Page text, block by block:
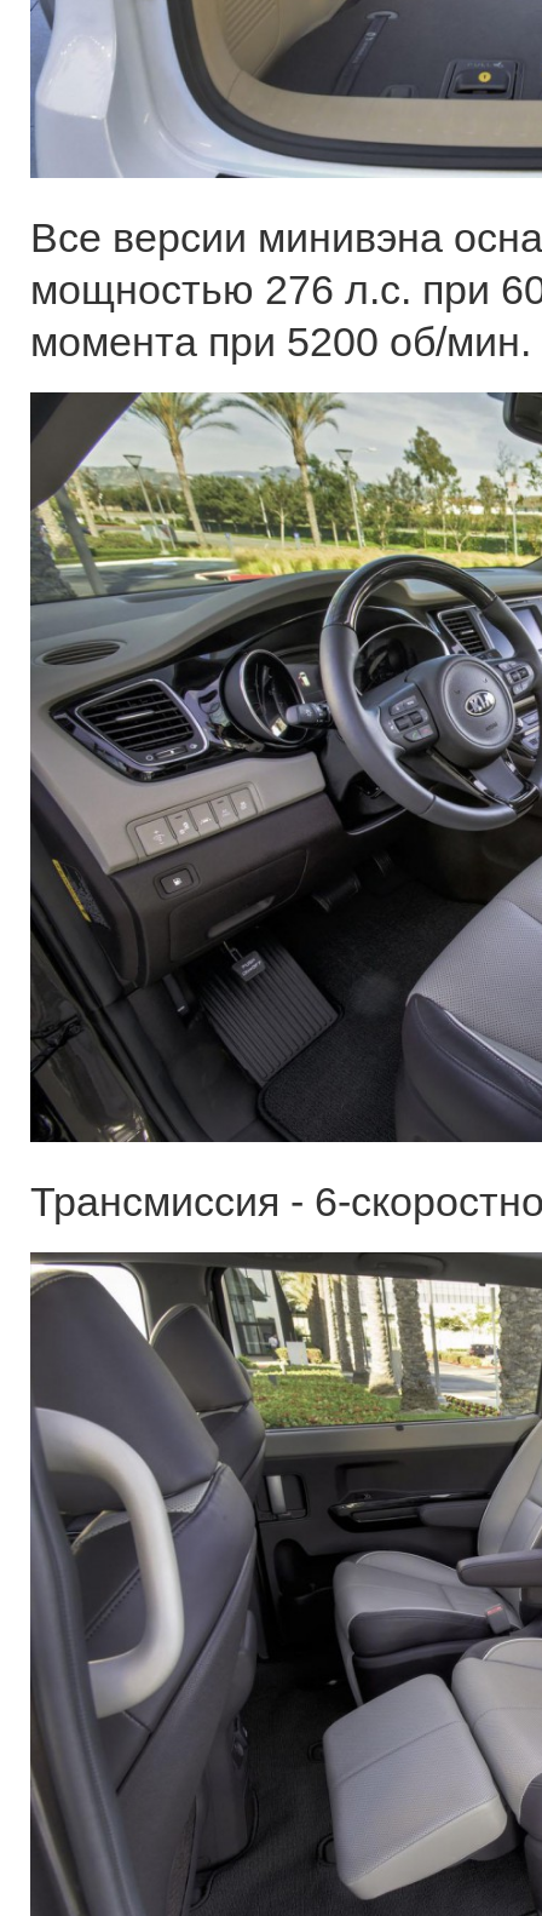
Все версии минивэна
мощностью 276 л.с. при
момента при 5200 об/мин.
Трансмиссия - 6-